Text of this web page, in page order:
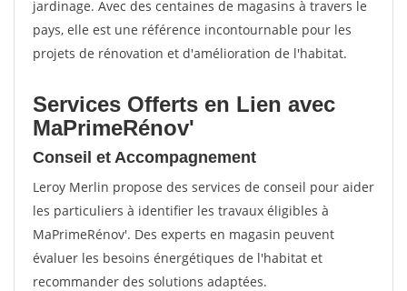
jardinage. Avec des centaines de magasins à travers le
pays, elle est une référence incontournable pour les
projets de rénovation et d'amélioration de l'habitat.
Services Offerts en Lien avec
MaPrimeRénov'
Conseil et Accompagnement
Leroy Merlin propose des services de conseil pour aider
les particuliers à identifier les travaux éligibles à
MaPrimeRénov'. Des experts en magasin peuvent
évaluer les besoins énergétiques de l'habitat et
recommander des solutions adaptées.